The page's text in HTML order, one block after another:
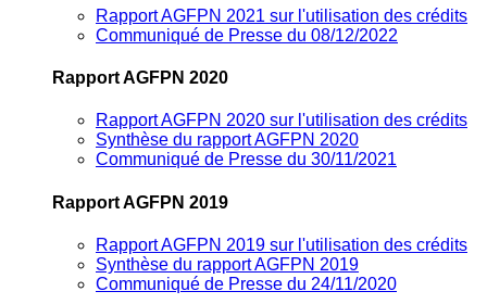
Rapport AGFPN 2021 sur l'utilisation des crédits
Communiqué de Presse du 08/12/2022
Rapport AGFPN 2020
Rapport AGFPN 2020 sur l'utilisation des crédits
Synthèse du rapport AGFPN 2020
Communiqué de Presse du 30/11/2021
Rapport AGFPN 2019
Rapport AGFPN 2019 sur l'utilisation des crédits
Synthèse du rapport AGFPN 2019
Communiqué de Presse du 24/11/2020